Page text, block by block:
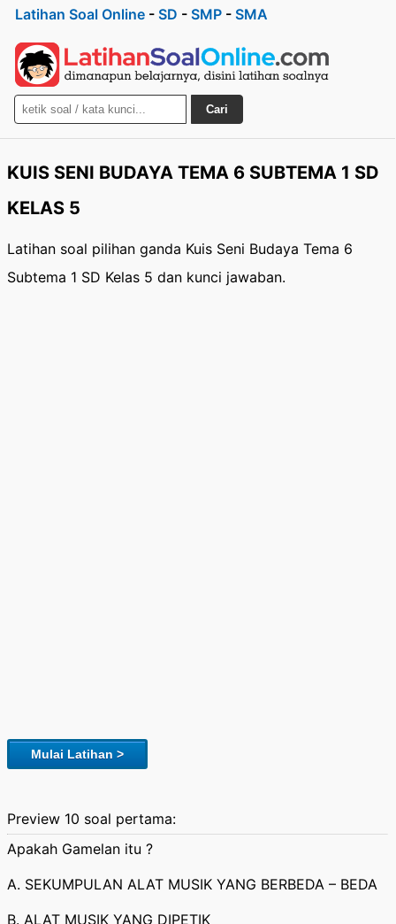
Latihan Soal Online - SD - SMP - SMA
Cari
KUIS SENI BUDAYA TEMA 6 SUBTEMA 1 SD
KELAS 5
Latihan soal pilihan ganda Kuis Seni Budaya Tema 6
Subtema 1 SD Kelas 5 dan kunci jawaban.
Mulai Latihan >
Preview 10 soal pertama:
Apakah Gamelan itu ?
A. SEKUMPULAN ALAT MUSIK YANG BERBEDA – BEDA
B. ALAT MUSIK YANG DIPETIK